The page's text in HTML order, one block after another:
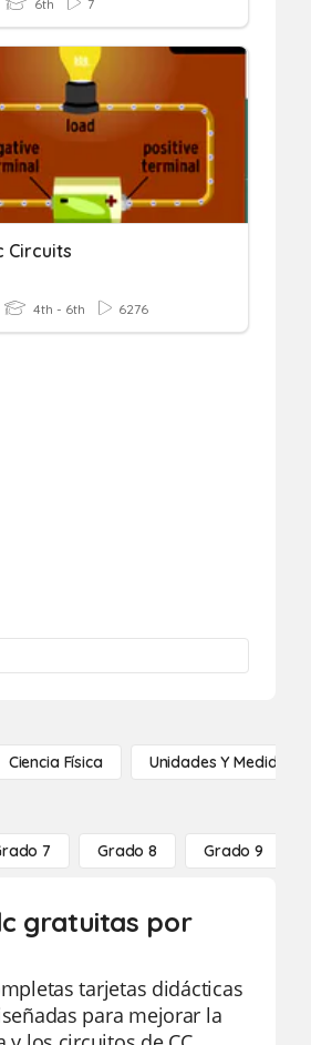
6th 7
Circuits
4th - 6th 6276
Ciencia Física Unidades Y Medidas
7 Grado 8 Grado 9
gratuitas por
tarjetas didácticas
para mejorar la